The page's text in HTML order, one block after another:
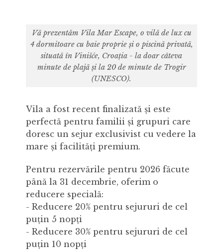
Vă prezentăm Vila Mar Escape, o vilă de lux cu
4 dormitoare cu baie proprie și o piscină privată,
situată în Vinišće, Croația - la doar câteva
minute de plajă și la 20 de minute de Trogir
(UNESCO).
Vila a fost recent finalizată și este
perfectă pentru familii și grupuri care
doresc un sejur exclusivist cu vedere la
mare și facilități premium.
Pentru rezervările pentru 2026 făcute
până la 31 decembrie, oferim o
reducere specială:
- Reducere 20% pentru sejururi de cel
puțin 5 nopți
- Reducere 30% pentru sejururi de cel
puțin 10 nopți